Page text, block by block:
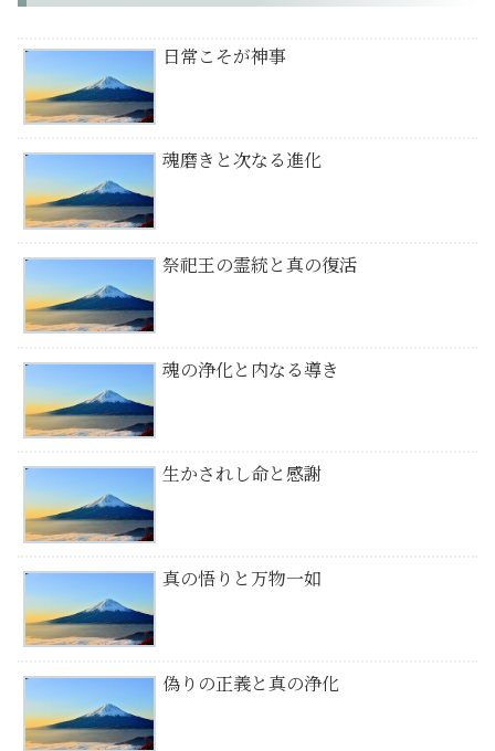
日常こそが神事
魂磨きと次なる進化
祭祀王の霊統と真の復活
魂の浄化と内なる導き
生かされし命と感謝
真の悟りと万物一如
偽りの正義と真の浄化